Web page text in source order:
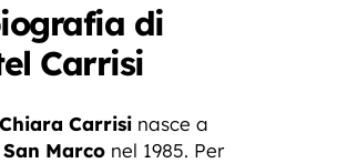
di
Carrisi
Carrisi nasce a
Marco nel 1985. Per